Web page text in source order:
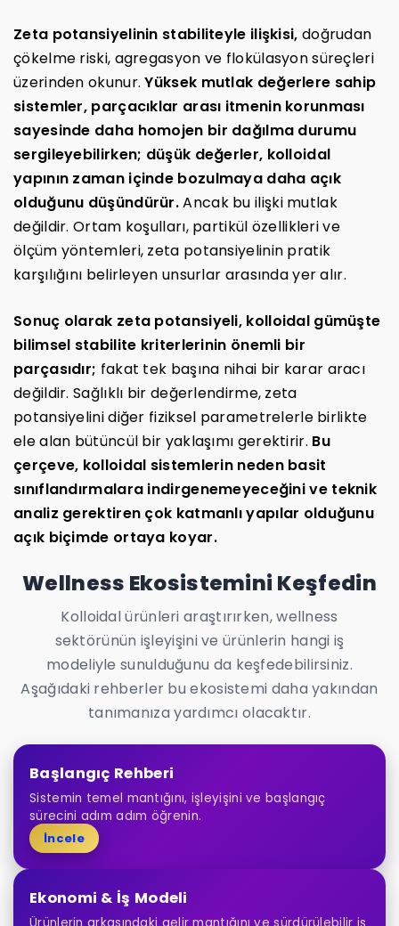
Zeta potansiyelinin stabiliteyle ilişkisi, doğrudan
çökelme riski, agregasyon ve flokülasyon süreçleri
üzerinden okunur.Yüksek mutlak değerlere sahip
sistemler, parçacıklar arası itmenin korunması
sayesinde daha homojen bir dağılma durumu
sergileyebilirken; düşük değerler, kolloidal
yapının zaman içinde bozulmaya daha açık
olduğunu düşündürür.Ancak bu ilişki mutlak
değildir. Ortam koşulları, partikül özellikleri ve
ölçüm yöntemleri, zeta potansiyelinin pratik
karşılığını belirleyen unsurlar arasında yer alır.
Sonuç olarak zeta potansiyeli, kolloidal gümüşte
bilimsel stabilite kriterlerinin önemli bir
parçasıdır; fakat tek başına nihai bir karar aracı
değildir. Sağlıklı bir değerlendirme, zeta
potansiyelini diğer fiziksel parametrelerle birlikte
ele alan bütüncül bir yaklaşımı gerektirir. Bu
çerçeve, kolloidal sistemlerin neden basit
sınıflandırmalara indirgenemeyeceğini ve teknik
analiz gerektiren çok katmanlı yapılar olduğunu
açık biçimde ortaya koyar.
Wellness Ekosistemini Keşfedin
Kolloidal ürünleri araştırırken, wellness
sektörünün işleyişini ve ürünlerin hangi iş
modeliyle sunulduğunu da keşfedebilirsiniz.
Aşağıdaki rehberler bu ekosistemi daha yakından
tanımanıza yardımcı olacaktır.
Başlangıç Rehberi
Sistemin temel mantığını, işleyişini ve başlangıç
sürecini adım adım öğrenin.
İncele
Ekonomi & İş Modeli
Ürünlerin arkasındaki gelir mantığını ve sürdürülebilir iş